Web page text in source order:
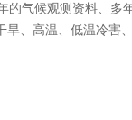
的气候观测资料、多
旱、高温、低温冷害
因子、孕灾环境、承